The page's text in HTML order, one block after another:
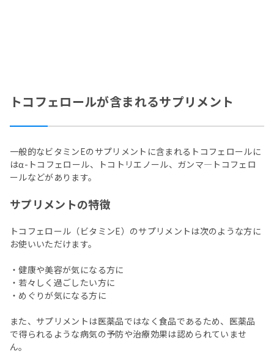
トコフェロールが含まれるサプリメント
一般的なビタミンEのサプリメントに含まれるトコフェロールに
はα-トコフェロール、トコトリエノール、ガンマ―トコフェロ
ールなどがあります。
サプリメントの特徴
トコフェロール（ビタミンE）のサプリメントは次のような方に
お使いいただけます。
・健康や美容が気になる方に
・若々しく過ごしたい方に
・めぐりが気になる方に
また、サプリメントは医薬品ではなく食品であるため、医薬品
で得られるような病気の予防や治療効果は認められていませ
ん。